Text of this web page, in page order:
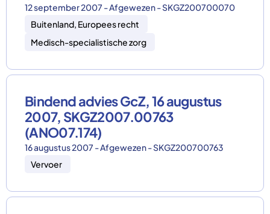
12 september 2007 - Afgewezen - SKGZ200700070
Buitenland, Europees recht
Medisch-specialistische zorg
Bindend advies GcZ, 16 augustus
2007, SKGZ2007.00763
(ANO07.174)
16 augustus 2007 - Afgewezen - SKGZ200700763
Vervoer